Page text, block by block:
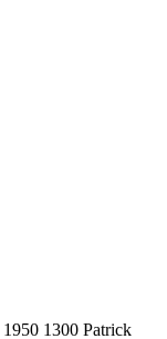
1950 1300 Patrick